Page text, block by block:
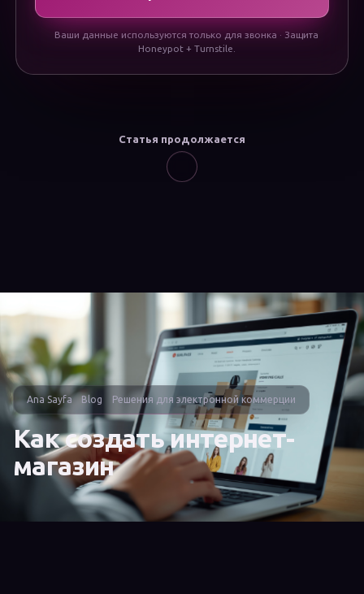
Ваши данные используются только для звонка · Защита
Honeypot + Turnstile.
Статья продолжается
Ana Sayfa Blog Решения для электронной коммерции
Как создать интернет-
магазин